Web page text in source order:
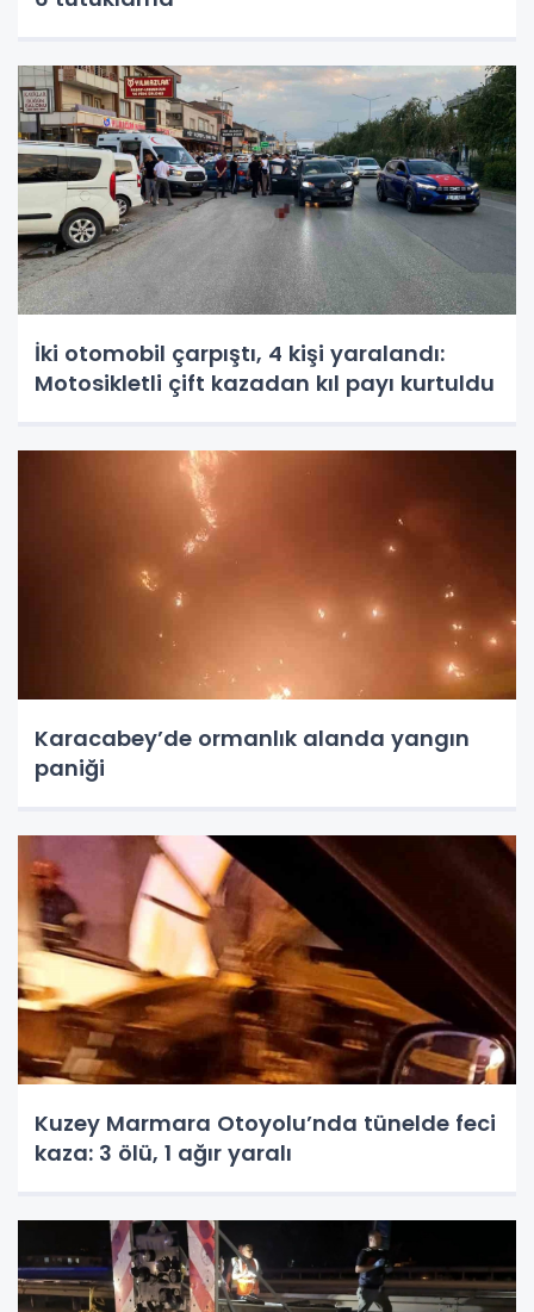
İki otomobil çarpıştı, 4 kişi yaralandı:
Motosikletli çift kazadan kıl payı kurtuldu
Karacabey’de ormanlık alanda yangın
paniği
Kuzey Marmara Otoyolu’nda tünelde feci
kaza: 3 ölü, 1 ağır yaralı